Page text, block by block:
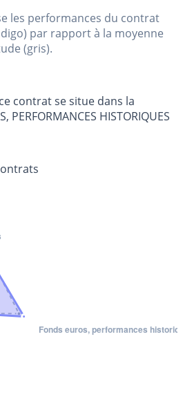
les performances du contrat
par rapport à la moyenne
(gris).
contrat se situe dans la
PERFORMANCES HISTORIQUES